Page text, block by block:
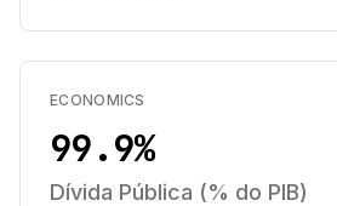
ECONOMICS
99.9%
Dívida Pública (% do PIB)